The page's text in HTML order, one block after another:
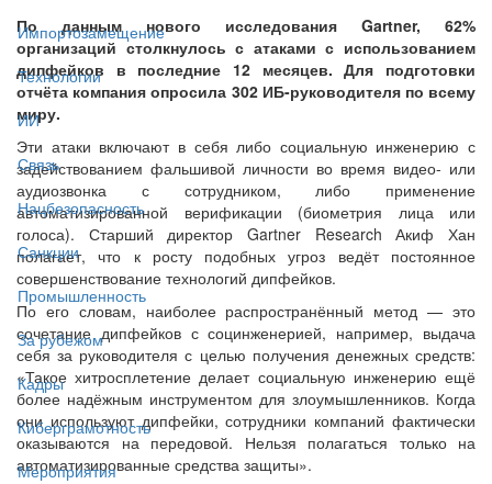
Импортозамещение
Технологии
ИИ
Связь
Нацбезопасность
Санкции
Промышленность
За рубежом
Кадры
Киберграмотность
Мероприятия
По данным нового исследования Gartner, 62%
организаций столкнулось с атаками с использованием
дипфейков в последние 12 месяцев. Для подготовки
отчёта компания опросила 302 ИБ-руководителя по всему
миру.
Эти атаки включают в себя либо социальную инженерию с
задействованием фальшивой личности во время видео- или
аудиозвонка с сотрудником, либо применение
автоматизированной верификации (биометрия лица или
голоса). Старший директор Gartner Research Акиф Хан
полагает, что к росту подобных угроз ведёт постоянное
совершенствование технологий дипфейков.
По его словам, наиболее распространённый метод — это
сочетание дипфейков с социнженерией, например, выдача
себя за руководителя с целью получения денежных средств:
«Такое хитросплетение делает социальную инженерию ещё
более надёжным инструментом для злоумышленников. Когда
они используют дипфейки, сотрудники компаний фактически
оказываются на передовой. Нельзя полагаться только на
автоматизированные средства защиты».